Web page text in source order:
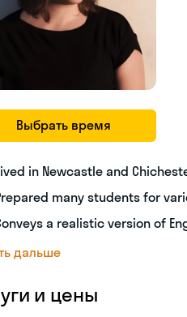
Выбрать время
in Newcastle and
many students for
a realistic version of
дальше
и цены